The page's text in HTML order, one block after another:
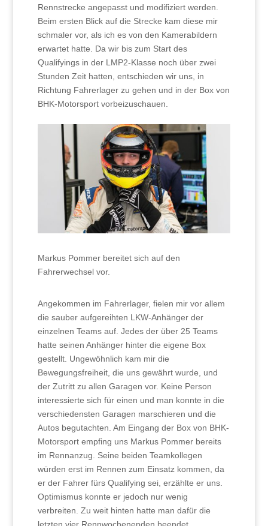
Rennstrecke angepasst und modifiziert werden.
Beim ersten Blick auf die Strecke kam diese mir
schmaler vor, als ich es von den Kamerabildern
erwartet hatte. Da wir bis zum Start des
Qualifyings in der LMP2-Klasse noch über zwei
Stunden Zeit hatten, entschieden wir uns, in
Richtung Fahrerlager zu gehen und in der Box von
BHK-Motorsport vorbeizuschauen.
Markus Pommer bereitet sich auf den
Fahrerwechsel vor.
Angekommen im Fahrerlager, fielen mir vor allem
die sauber aufgereihten LKW-Anhänger der
einzelnen Teams auf. Jedes der über 25 Teams
hatte seinen Anhänger hinter die eigene Box
gestellt. Ungewöhnlich kam mir die
Bewegungsfreiheit, die uns gewährt wurde, und
der Zutritt zu allen Garagen vor. Keine Person
interessierte sich für einen und man konnte in die
verschiedensten Garagen marschieren und die
Autos begutachten. Am Eingang der Box von BHK-
Motorsport empfing uns Markus Pommer bereits
im Rennanzug. Seine beiden Teamkollegen
würden erst im Rennen zum Einsatz kommen, da
er der Fahrer fürs Qualifying sei, erzählte er uns.
Optimismus konnte er jedoch nur wenig
verbreiten. Zu weit hinten hatte man dafür die